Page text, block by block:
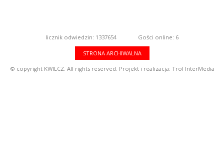
licznik odwiedzin: 1337654 Gości online: 6
STRONA ARCHIWALNA
© copyright KWILCZ. All rights reserved. Projekt i realizacja: Trol InterMedia